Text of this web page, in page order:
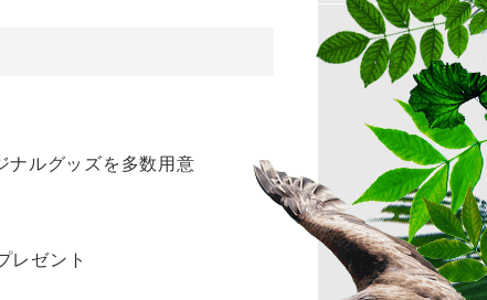
ナルグッズを多数用意
レゼント